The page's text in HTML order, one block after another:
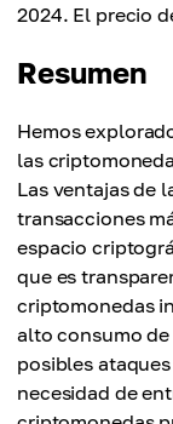
2024. El precio
Resumen
Hemos
las
Las ventajas de
transacciones
espacio
que es
criptomonedas
alto consumo
posibles
necesidad de